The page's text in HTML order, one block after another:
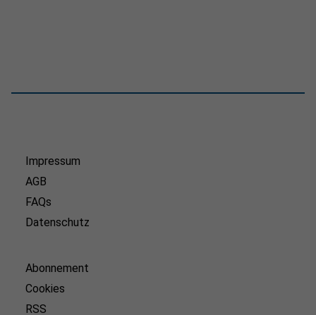
Impressum
AGB
FAQs
Datenschutz
Abonnement
Cookies
RSS